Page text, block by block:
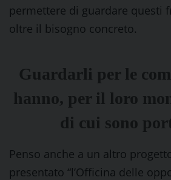
permettere di guardare questi
oltre il bisogno concreto.
Guardarli per le
hanno, per il loro
di cui sono
Penso anche a un altro
presentato “l’Officina delle